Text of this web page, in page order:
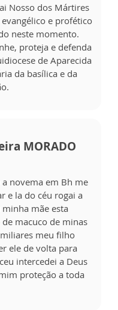
Nosso dos Mártires
e profético
neste momento.
proteja e defenda
de Aparecida
da basílica e da
MORADO
novema em Bh me
e la do céu rogai a
mãe esta
macuco de minas
meu filho
ele de volta para
intercedei a Deus
proteção a toda